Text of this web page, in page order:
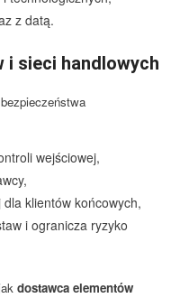
z datą.
sieci handlowych
wejściowej,
klientów końcowych,
i ogranicza ryzyko
dostawca elementów